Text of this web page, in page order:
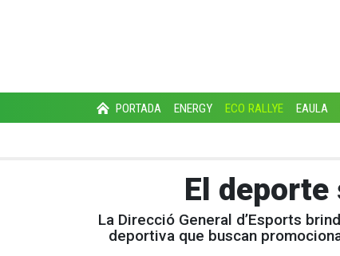
PORTADA ENERGY ECO RALLYE EAULA
El
La Direcció General d’Esports
deportiva que buscan